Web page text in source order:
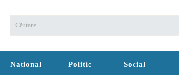
National Politic Social